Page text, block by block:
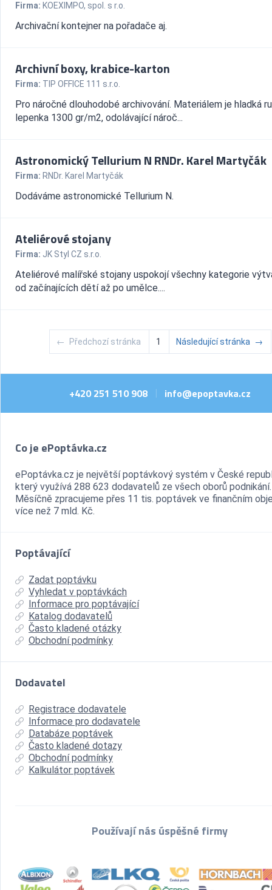
Firma: KOEXIMPO, spol. s r.o.
Archivační kontejner na pořadače aj.
Archivní boxy, krabice-karton
Firma: TIP OFFICE 111 s.r.o.
Pro náročné dlouhodobé archivování. Materiálem je hladká
lepenka 1300 gr/m2, odolávající nároč...
Astronomický Tellurium N RNDr. Karel Martyčák
Firma: RNDr. Karel Martyčák
Dodáváme astronomické Tellurium N.
Ateliérové stojany
Firma: JK Styl CZ s.r.o.
Ateliérové malířské stojany uspokojí všechny kategorie
od začínajících dětí až po umělce....
← Předchozí stránka 1 Následující stránka →
+420 251 510 908 | info@epoptavka.cz
Co je ePoptávka.cz
ePoptávka.cz je největší poptávkový systém v České
který využívá 288 623 dodavatelů ze všech oborů podnikání.
Měsíčně zpracujeme přes 11 tis. poptávek ve finančním
více než 7 mld. Kč.
Poptávající
Zadat poptávku
Vyhledat v poptávkách
Informace pro poptávající
Katalog dodavatelů
Často kladené otázky
Obchodní podmínky
Dodavatel
Registrace dodavatele
Informace pro dodavatele
Databáze poptávek
Často kladené dotazy
Obchodní podmínky
Kalkulátor poptávek
Používají nás úspěšné firmy